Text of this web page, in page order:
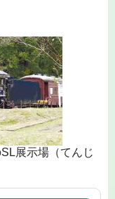
展示場（てんじ